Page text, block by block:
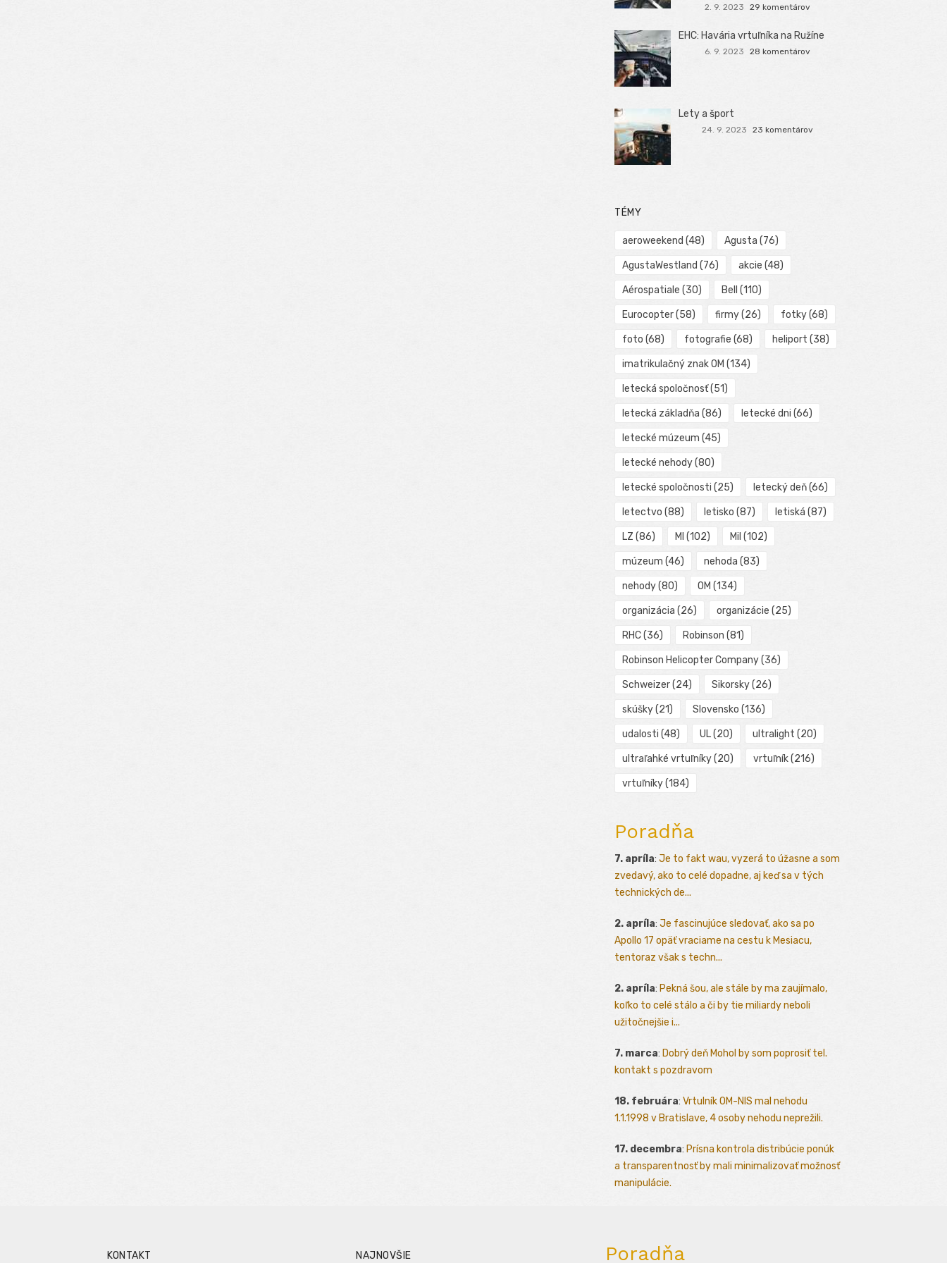
2. 9. 2023 29 komentárov
EHC: Havária vrtuľníka na Ružíne
6. 9. 2023 28 komentárov
Lety a šport
24. 9. 2023 23 komentárov
TÉMY
aeroweekend (48) Agusta (76)
AgustaWestland (76) akcie (48)
Aérospatiale (30) Bell (110)
Eurocopter(58) firmy(26) fotky(68)
foto (68) fotografie (68) heliport (38)
imatrikulačný znak OM (134)
letecká spoločnosť(51)
letecká základňa (86) letecké dni (66)
letecké múzeum (45)
letecké nehody(80)
letecké spoločnosti (25) letecký deň(66)
letectvo (88) letisko (87) letiská (87)
LZ (86) MI (102) Mil (102)
múzeum (46) nehoda (83)
nehody(80) OM (134)
organizácia (26) organizácie (25)
RHC(36) Robinson (81)
Robinson Helicopter Company(36)
Schweizer(24) Sikorsky(26)
skúšky(21) Slovensko (136)
udalosti (48) UL(20) ultralight (20)
ultraľahké vrtuľníky(20) vrtuľník(216)
vrtuľníky(184)
Poradňa
7. apríla: Je to fakt wau, vyzerá to úžasne a som
zvedavý, ako to celé dopadne, aj keď sa v tých
technických de...
2. apríla: Je fascinujúce sledovať, ako sa po
Apollo 17 opäť vraciame na cestu k Mesiacu,
tentoraz však s techn...
2. apríla: Pekná šou, ale stále by ma zaujímalo,
koľko to celé stálo a či by tie miliardy neboli
užitočnejšie i...
7. marca: Dobrý deň Mohol by som poprosiť tel.
kontakt s pozdravom
18. februára: Vrtulník OM-NIS mal nehodu
1.1.1998 v Bratislave, 4 osoby nehodu neprežili.
17. decembra: Prísna kontrola distribúcie ponúk
a transparentnosť by mali minimalizovať možnosť
manipulácie.
KONTAKT NAJNOVŠIE Poradňa